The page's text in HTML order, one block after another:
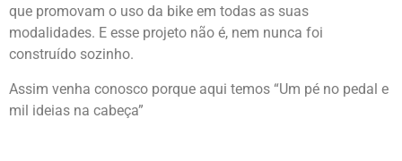
que promovam o uso da bike em todas as suas
modalidades. E esse projeto não é, nem nunca foi
construído sozinho.
Assim venha conosco porque aqui temos “Um pé no pedal e
mil ideias na cabeça”